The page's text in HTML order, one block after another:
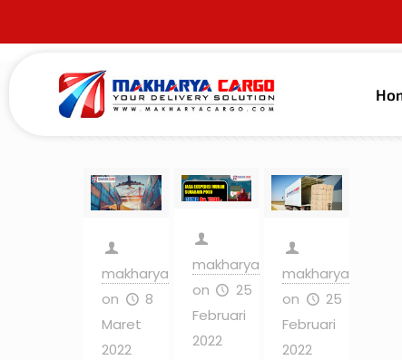
Filter by Categories
makharya
on
8
Maret
2022
makharya
on
25
Februari
2022
makharya
on
25
Februari
2022